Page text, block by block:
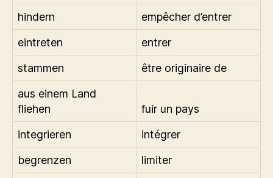
hindern
empêcher d’entrer
eintreten
entrer
stammen
être originaire de
aus einem Land
fliehen
fuir un pays
integrieren
intégrer
begrenzen
limiter